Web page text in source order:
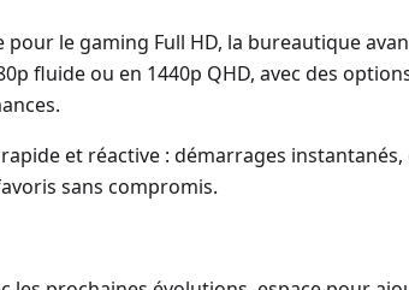
le gaming Full HD, la bureautique
fluide ou en 1440p QHD, avec des
et réactive : démarrages
sans compromis.